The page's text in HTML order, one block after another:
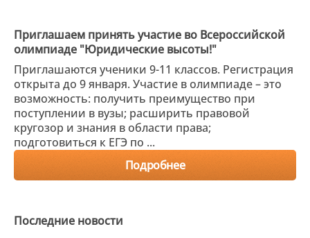
Приглашаем принять участие во Всероссийской
олимпиаде "Юридические высоты!"
Приглашаются ученики 9-11 классов. Регистрация
открыта до 9 января. Участие в олимпиаде – это
возможность: получить преимущество при
поступлении в вузы; расширить правовой
кругозор и знания в области права;
подготовиться к ЕГЭ по ...
Подробнее
Последние новости